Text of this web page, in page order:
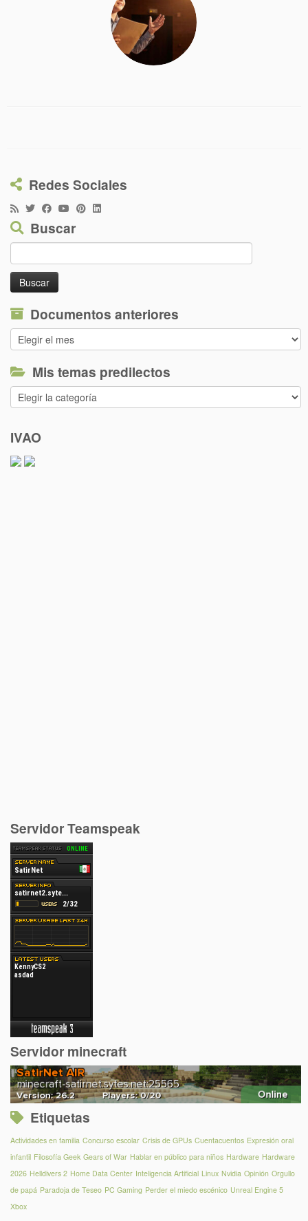
Redes Sociales
Buscar
Documentos anteriores
Documentos
anteriores
Mis temas predilectos
Mis
temas
IVAO
Servidor Teamspeak
Servidor minecraft
Etiquetas
Actividades en familia Concurso escolar Crisis de GPUs Cuentacuentos Expresión oral
infantil Filosofía Geek Gears of War Hablar en público para niños Hardware Hardware
2026 Helldivers 2 Home Data Center Inteligencia Artificial Linux Nvidia Opinión Orgullo
de papá Paradoja de Teseo PC Gaming Perder el miedo escénico Unreal Engine 5
Xbox